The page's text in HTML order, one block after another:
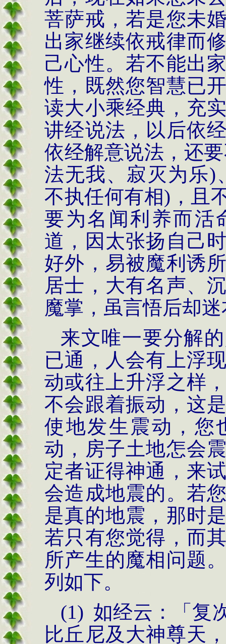
菩萨戒，若是您未
出家继续依戒律而
己心性。若不能出
性，既然您智慧已
读大小乘经典，充
讲经说法，以后依
依经解意说法，还
法无我、寂灭为乐)
不执任何有相) ，且
要为名闻利养而活
道，因太张扬自己
好外，易被魔利诱
居士，大有名声、
魔掌，虽言悟后却
来文唯一要分解
已通，人会有上浮
动或往上升浮之样
不会跟着振动，这
使地发生震动，您
动，房子土地怎会
定者证得神通，来
会造成地震的。若
是真的地震，那时
若只有您觉得，而
所产生的魔相问题
列如下。
(1) 如经云：「复
比丘尼及大神尊天